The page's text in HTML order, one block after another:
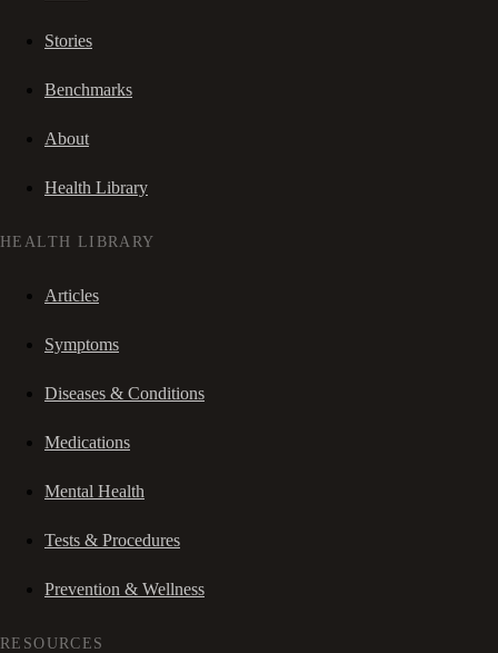
Stories
Benchmarks
About
Health Library
HEALTH LIBRARY
Articles
Symptoms
Diseases & Conditions
Medications
Mental Health
Tests & Procedures
Prevention & Wellness
RESOURCES